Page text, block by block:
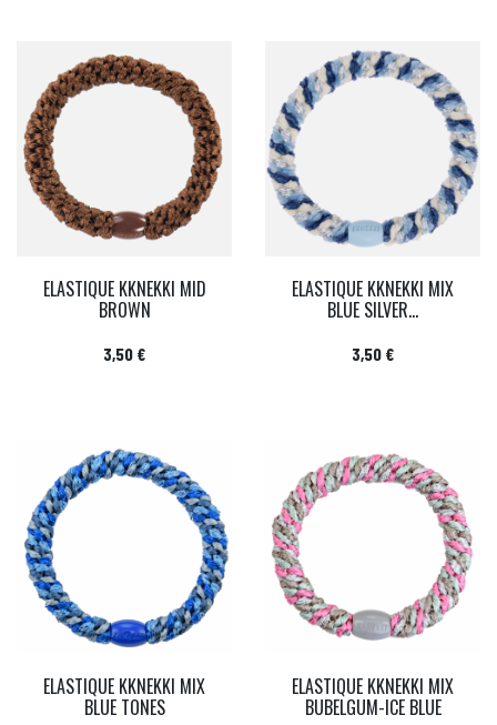
ELASTIQUE KKNEKKI MID
BROWN
Prix
3,50 €
ELASTIQUE KKNEKKI MIX
BLUE SILVER...
Prix
3,50 €
ELASTIQUE KKNEKKI MIX
BLUE TONES
ELASTIQUE KKNEKKI MIX
BUBELGUM-ICE BLUE